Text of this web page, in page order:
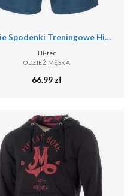
Męskie Spodenki Treningowe Hisam
Hi-tec
ODZIEŻ MĘSKA
66.99 zł